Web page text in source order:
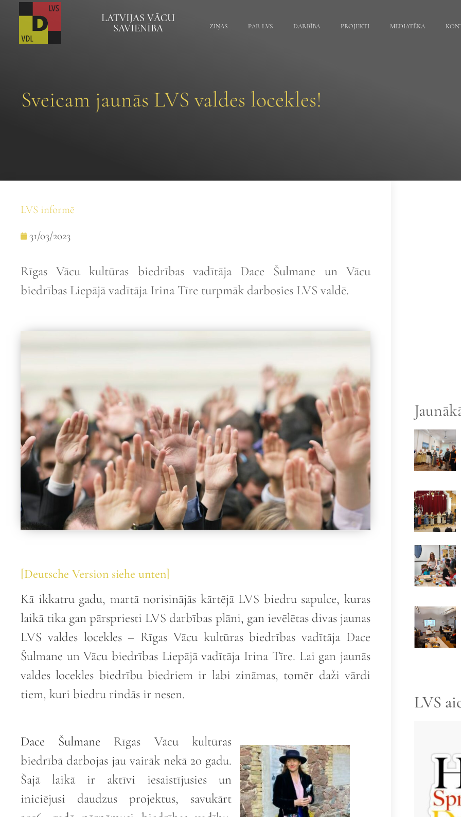
LATVIJAS VĀCU
SAVIENĪBA
ZIŅAS PAR LVS DARBĪBA PROJEKTI MEDIATĒKA
Sveicam jaunās LVS valdes locekles!
LVS informē
31/03/2023
Rīgas Vācu kultūras biedrības vadītāja Dace Šulmane un Vācu
biedrības Liepājā vadītāja Irina Tīre turpmāk darbosies LVS valdē.
[Deutsche Version siehe unten]
Kā ikkatru gadu, martā norisinājās kārtējā LVS biedru sapulce, kuras
laikā tika gan pārspriesti LVS darbības plāni, gan ievēlētas divas jaunas
LVS valdes locekles – Rīgas Vācu kultūras biedrības vadītāja Dace
Šulmane un Vācu biedrības Liepājā vadītāja Irina Tīre. Lai gan jaunās
valdes locekles biedrību biedriem ir labi zināmas, tomēr daži vārdi
tiem, kuri biedru rindās ir nesen.
Dace Šulmane Rīgas Vācu kultūras
biedrībā darbojas jau vairāk nekā 20 gadu.
Šajā laikā ir aktīvi iesaistījusies un
iniciējusi daudzus projektus, savukārt
LVS